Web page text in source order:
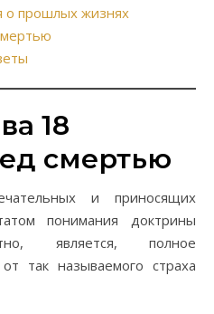
о прошлых жизнях
18
смертью
и приносящих
понимания доктрины
является, полное
так называемого страха